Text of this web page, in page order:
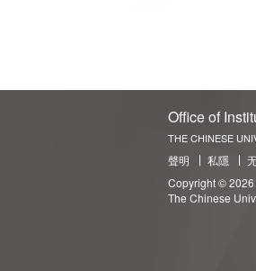
Office of
THE CHINESE
聲明 私隱
Copyright © 2026
The Chinese